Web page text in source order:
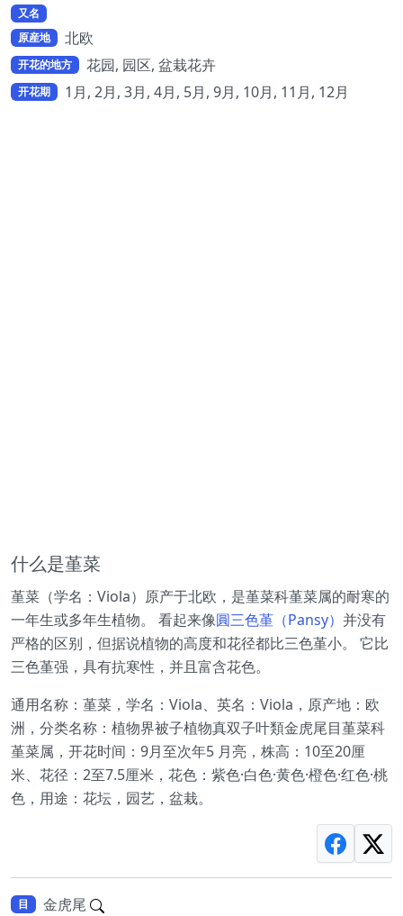
又名
原産地
北欧
开花的地方 花园, 园区, 盆栽花卉
开花期 1月, 2月, 3月, 4月, 5月, 9月, 10月, 11月, 12月
什么是堇菜
堇菜（学名：Viola）原产于北欧，是堇菜科堇菜属的耐寒的
一年生或多年生植物。 看起来像圓三色堇（Pansy） 并没有
严格的区别，但据说植物的高度和花径都比三色堇小。 它比
三色堇强，具有抗寒性，并且富含花色。
通用名称：堇菜，学名：Viola、英名：Viola，原产地：欧
洲，分类名称：植物界被子植物真双子叶類金虎尾目堇菜科
堇菜属，开花时间：9月至次年5 月亮，株高：10至20厘
米、花径：2至7.5厘米，花色：紫色·白色·黄色·橙色·红色·桃
色，用途：花坛，园艺，盆栽。
目 金虎尾